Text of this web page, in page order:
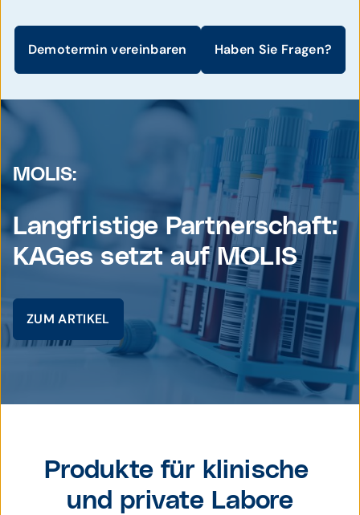
Demotermin vereinbaren Haben Sie Fragen?
MOLIS:
Langfristige Partner­schaft:
KAGes setzt auf MOLIS
ZUM ARTIKEL
Produkte für klinische
und private Labore